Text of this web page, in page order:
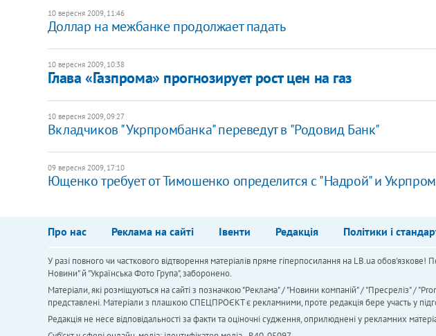
10 вересня 2009, 11:46
Доллар на межбанке продолжает падать
10 вересня 2009, 10:38
Глава «Газпрома» прогнозирует рост цен на газ
10 вересня 2009, 09:27
Вкладчиков "Укрпромбанка" переведут в "Родовид Банк"
09 вересня 2009, 17:10
Ющенко требует от Тимошенко определится с "Надрой" и
Про нас Реклама на сайті Івенти Редакція Політики і
У разі повного чи часткового відтворення матеріалів пряме гіперпосилання на LB.ua
Новини" й "Українська Фото Група", заборонено.
Матеріали, які розміщуються на сайті з позначкою "Реклама" / "Новини компаній" / "Пресреліз" /
представлені. Матеріали з плашкою СПЕЦПРОЄКТ є рекламними, проте редакція бере участь у
Редакція не несе відповідальності за факти та оціночні судження, оприлюднені у рекламних